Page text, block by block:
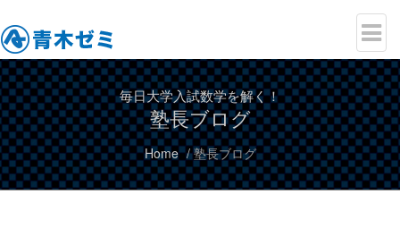
毎日大学入試数学を解く！
塾長ブログ
Home 塾長ブログ